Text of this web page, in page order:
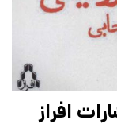
افراز